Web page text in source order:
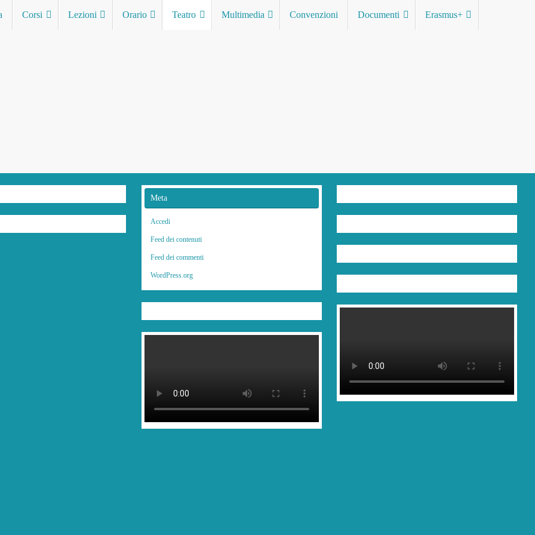
Corsi Lezioni Orario Teatro Multimedia Convenzioni Documenti Erasmus+
Meta
Accedi
Feed dei contenuti
Feed dei commenti
WordPress.org